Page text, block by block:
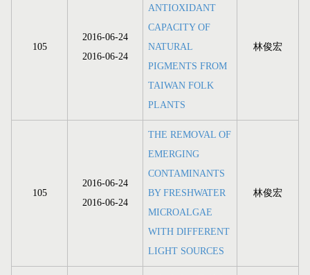
105
2016-06-24
2016-06-24
ANTIOXIDANT
CAPACITY OF
NATURAL
PIGMENTS FROM
TAIWAN FOLK
PLANTS
林俊宏
105
2016-06-24
2016-06-24
THE REMOVAL OF
EMERGING
CONTAMINANTS
BY FRESHWATER
MICROALGAE
WITH DIFFERENT
LIGHT SOURCES
林俊宏